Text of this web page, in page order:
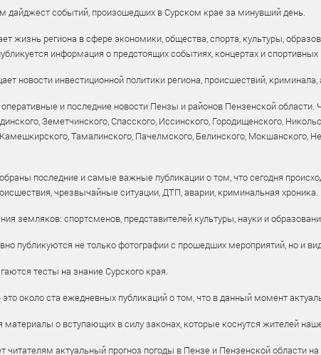
дайджест событий, произошедших в Сурском крае за минувший день.
жизнь региона в сфере экономики, общества, спорта, культуры,
информация о предстоящих событиях, концертах и спортивных
новости инвестиционной политики региона, происшествий,
и последние новости Пензы и районов Пензенской области.
Земетчинского, Спасского, Иссинского, Городищенского,
Тамалинского, Пачелмского, Белинского, Мокшанского,
последние и самые важные публикации о том, что сегодня
чрезвычайные ситуации, ДТП, аварии, криминальная хроника.
земляков: спортсменов, представителей культуры, науки и
публикуются не только фотографии с прошедших мероприятий, но и
тесты на знание Сурского края.
около ста ежедневных публикаций о том, что в данный момент
о вступающих в силу законах, которые коснутся жителей
читателям актуальный прогноз погоды в Пензе и Пензенской области